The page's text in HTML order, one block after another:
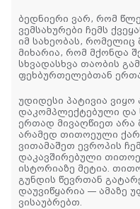
ბედნიერი ვარ, რომ
ვემსახურები ჩემს
იმ სახეობას,
მიხარია, რომ მქონდა
სხვადასხვა თაობის
ფეხბურთელებთან
უდიდესი პატივია ვიყო
დაკომპლექტებული და
ერთად მივაღწიეთ არა
არამედ თითოეული
ვითამაშეთ ევროპის
დაკავშირებული
ისტორიაზე მეტია.
გუნდის წევრთან
დაუვიწყარია —
ვისაუბრებთ.